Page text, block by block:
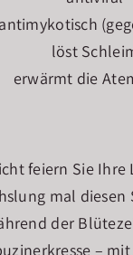
antimykotisch
löst
erwärmt die
feiern Sie Ihre
mal diesen
der
–